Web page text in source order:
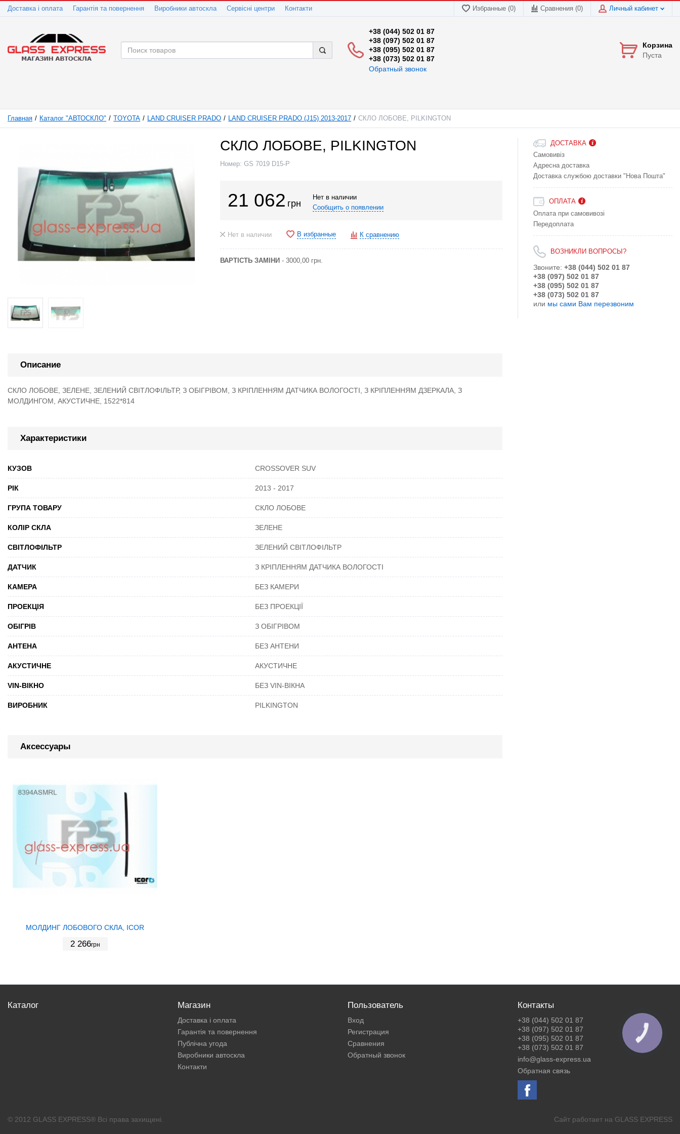
Доставка і оплата Гарантія та повернення Виробники автоскла Сервісні центри Контакти Избранные (0) Сравнения (0) Личный кабинет
+38 (044) 502 01 87
+38 (097) 502 01 87
+38 (095) 502 01 87
+38 (073) 502 01 87
Обратный звонок
Корзина
Пуста
Главная Каталог "АВТОСКЛО" TOYOTA LAND CRUISER PRADO LAND CRUISER PRADO (J15) 2013-2017 СКЛО ЛОБОВЕ, PILKINGTON
СКЛО ЛОБОВЕ, PILKINGTON
Номер: GS 7019 D15-P
21 062 грн
Нет в наличии
Сообщить о появлении
Нет в наличии В избранные К сравнению
ВАРТІСТЬ ЗАМІНИ - 3000,00 грн.
Описание
СКЛО ЛОБОВЕ, ЗЕЛЕНЕ, ЗЕЛЕНИЙ СВІТЛОФІЛЬТР, З ОБІГРІВОМ, З КРІПЛЕННЯМ ДАТЧИКА ВОЛОГОСТІ, З КРІПЛЕННЯМ ДЗЕРКАЛА, З
МОЛДИНГОМ, АКУСТИЧНЕ, 1522*814
Характеристики
КУЗОВ CROSSOVER SUV
РІК 2013 - 2017
ГРУПА ТОВАРУ СКЛО ЛОБОВЕ
КОЛІР СКЛА ЗЕЛЕНЕ
СВІТЛОФІЛЬТР ЗЕЛЕНИЙ СВІТЛОФІЛЬТР
ДАТЧИК З КРІПЛЕННЯМ ДАТЧИКА ВОЛОГОСТІ
КАМЕРА БЕЗ КАМЕРИ
ПРОЕКЦІЯ БЕЗ ПРОЕКЦІЇ
ОБІГРІВ З ОБІГРІВОМ
АНТЕНА БЕЗ АНТЕНИ
АКУСТИЧНЕ АКУСТИЧНЕ
VIN-ВІКНО БЕЗ VIN-ВІКНА
ВИРОБНИК PILKINGTON
Аксессуары
МОЛДИНГ ЛОБОВОГО СКЛА, ICOR
2 266грн
ДОСТАВКА
Самовивіз
Адресна доставка
Доставка службою доставки "Нова Пошта"
ОПЛАТА
Оплата при самовивозі
Передоплата
ВОЗНИКЛИ ВОПРОСЫ?
Звоните: +38 (044) 502 01 87
+38 (097) 502 01 87
+38 (095) 502 01 87
+38 (073) 502 01 87
или мы сами Вам перезвоним
Каталог Магазин
Доставка і оплата
Гарантія та повернення
Публічна угода
Виробники автоскла
Контакти
Пользователь
Вход
Регистрация
Сравнения
Обратный звонок
Контакты
+38 (044) 502 01 87
+38 (097) 502 01 87
+38 (095) 502 01 87
+38 (073) 502 01 87
info@glass-express.ua
Обратная связь
© 2012 GLASS EXPRESS® Всі права захищені. Сайт работает на GLASS EXPRESS
КНОПКА
ЗВ'ЯЗКУ